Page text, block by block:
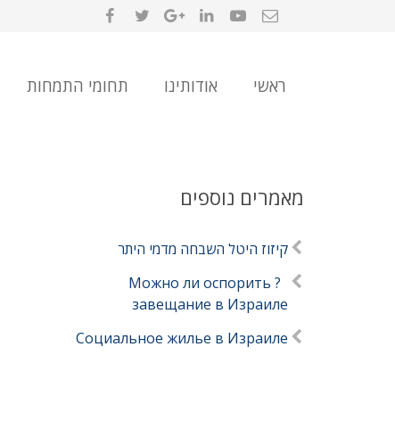
ראשי אודותינו תחומי התמחות
מאמרים נוספים
קיזוז היטל השבחה מדמי היתר
? Можно ли оспорить
завещание в Израиле
Социальное жилье в Израиле